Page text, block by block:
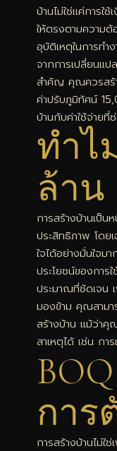
บ้านไม่ใช่แค่การใ
ให้ตรงตามความ
อุบัติเหตุในการท
จากการเปลี่ยนแ
สำคัญ คุณควรสร้า
ค่าปรับภูมิทัศน์
บ้านกับค่าใช้จ่ายที่
ทำไ
ล้าน
การสร้างบ้านเป็
ประสิทธิภาพ โดย
ใจได้อย่างมั่นใจม
ประโยชน์ของกา
ประมาณที่ชัดเจน
มองข้าม คุณสามา
สร้างบ้าน แม้ว่าคุ
สาเหตุได้ เช่น ก
การ
การสร้างบ้านไม่